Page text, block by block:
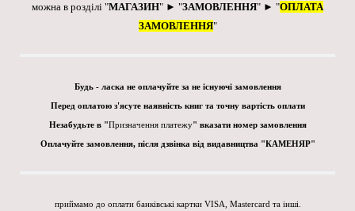
можна в розділі "МАГАЗИН" ► "ЗАМОВЛЕННЯ" ► "ОПЛАТА
ЗАМОВЛЕННЯ"
Будь - ласка не оплачуйте за не існуючі замовлення
Перед оплатою з'ясуте наявність книг та точну вартість оплати
Незабудьте в "Призначення платежу" вказати номер замовлення
Оплачуйте замовлення, після дзвінка від видавництва "КАМЕНЯР"
приймамо до оплати банківські картки VISA, Mastercard та інші.